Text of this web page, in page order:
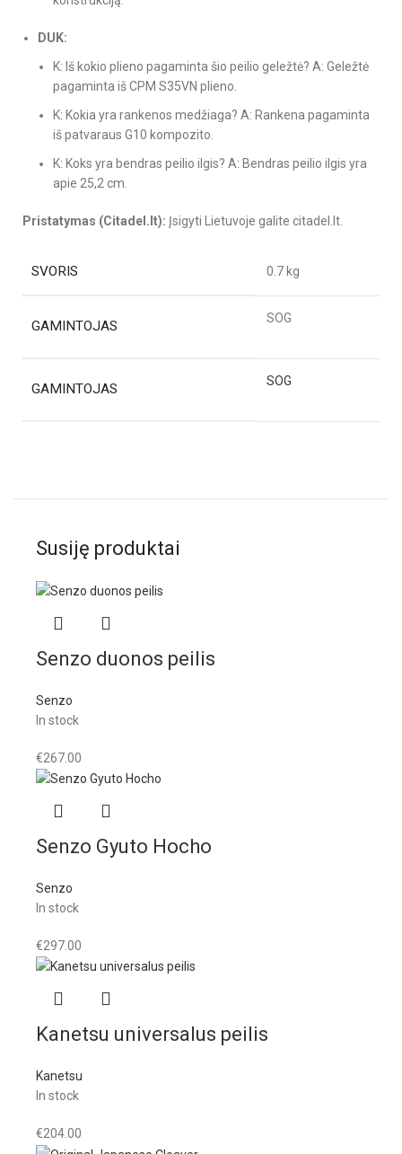
DUK:
K: Iš kokio plieno pagaminta šio peilio geležtė? A: Geležtė
pagaminta iš CPM S35VN plieno.
K: Kokia yra rankenos medžiaga? A: Rankena pagaminta
iš patvaraus G10 kompozito.
K: Koks yra bendras peilio ilgis? A: Bendras peilio ilgis yra
apie 25,2 cm.
Pristatymas (Citadel.lt): Įsigyti Lietuvoje galite citadel.lt.
SVORIS 0.7 kg
GAMINTOJAS SOG
GAMINTOJAS SOG
Susiję produktai
Senzo duonos peilis
Senzo
In stock
€267.00
Senzo Gyuto Hocho
Senzo
In stock
€297.00
Kanetsu universalus peilis
Kanetsu
In stock
€204.00